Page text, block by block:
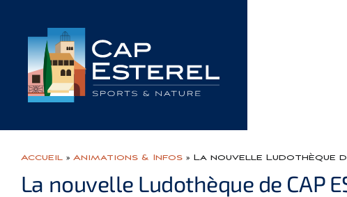
contenu
Accueil» Animations & Infos» La nouvelle Ludothèque de
La nouvelle Ludothèque de CAP